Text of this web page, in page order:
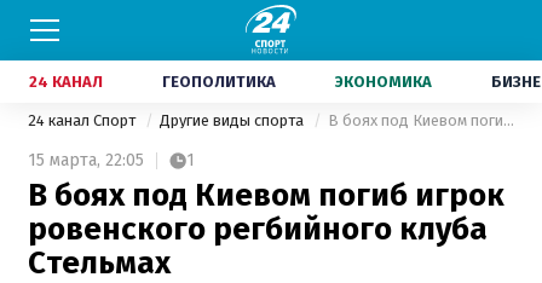
24 КАНАЛ ГЕОПОЛИТИКА ЭКОНОМИКА
24 канал Спорт Другие виды спорта В боях под Киевом погиб игрок ровенского регбийного клуба Стельмах
15 марта, 22:05 1
В боях под Киевом погиб игрок
ровенского регбийного клуба
Стельмах